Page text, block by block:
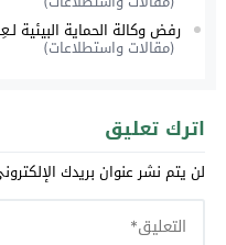
رفض وكالة الحماية البيئية
(مقالات واستطلاعات)
اترك تعليق
لن يتم نشر عنوان بريدك